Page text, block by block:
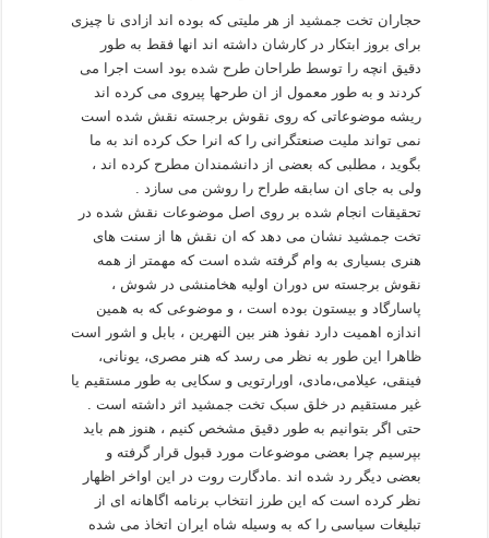
حجاران تخت جمشید از هر ملیتی که بوده اند ازادی نا چیزی
برای بروز ابتکار در کارشان داشته اند انها فقط به طور
دقیق انچه را توسط طراحان طرح شده بود است اجرا می
کردند و به طور معمول از ان طرحها پیروی می کرده اند
ریشه موضوعاتی که روی نقوش برجسته نقش شده است
نمی تواند ملیت صنعتگرانی را که انرا حک کرده اند به ما
بگوید ، مطلبی که بعضی از دانشمندان مطرح کرده اند ،
ولی به جای ان سابقه طراح را روشن می سازد .
تحقیقات انجام شده بر روی اصل موضوعات نقش شده در
تخت جمشید نشان می دهد که ان نقش ها از سنت های
هنری بسیاری به وام گرفته شده است که مهمتر از همه
نقوش برجسته س دوران اولیه هخامنشی در شوش ،
پاسارگاد و بیستون بوده است ، و موضوعی که به همین
اندازه اهمیت دارد نفوذ هنر بین النهرین ، بابل و اشور است
ظاهرا این طور به نظر می رسد که هنر مصری، یونانی،
فینقی، عیلامی،مادی، اورارتویی و سکایی به طور مستقیم یا
غیر مستقیم در خلق سبک تخت جمشید اثر داشته است .
حتی اگر بتوانیم به طور دقیق مشخص کنیم ، هنوز هم باید
بپرسیم چرا بعضی موضوعات مورد قبول قرار گرفته و
بعضی دیگر رد شده اند .مادگارت روت در این اواخر اظهار
نظر کرده است که این طرز انتخاب برنامه اگاهانه ای از
تبلیغات سیاسی را که به وسیله شاه ایران اتخاذ می شده